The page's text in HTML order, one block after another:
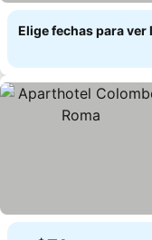
Elige fechas para